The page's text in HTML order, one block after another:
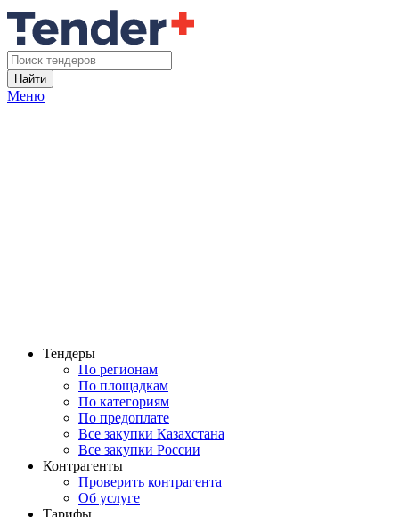
Найти
Меню
Тендеры
По регионам
По площадкам
По категориям
По предоплате
Все закупки Казахстана
Все закупки России
Контрагенты
Проверить контрагента
Об услуге